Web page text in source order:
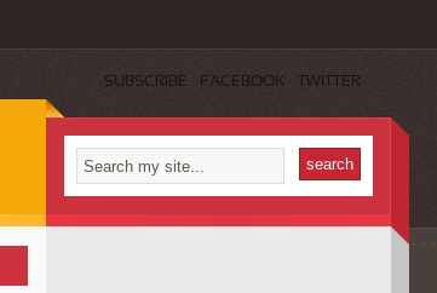
SUBSCRIBE FACEBOOK TWITTER